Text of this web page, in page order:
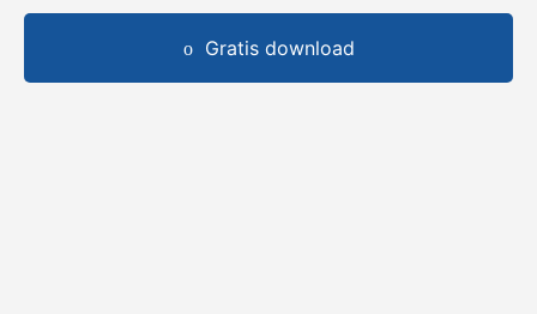
Gratis download